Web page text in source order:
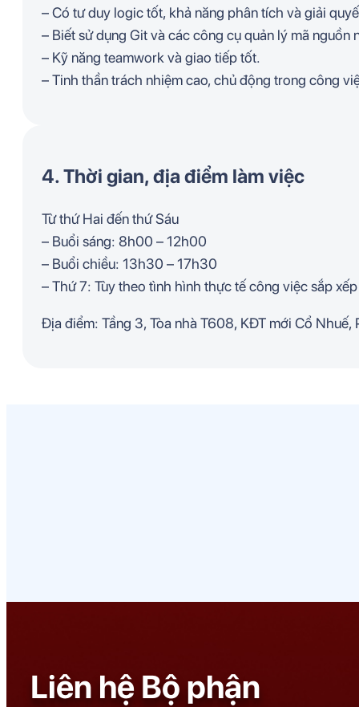
– Có tư duy logic tốt, khả năng phân tích và giải
– Biết sử dụng Git và các công cụ quản lý mã nguồn
– Kỹ năng teamwork và giao tiếp tốt.
– Tinh thần trách nhiệm cao, chủ động trong công
4. Thời gian, địa điểm làm việc
Từ thứ Hai đến thứ Sáu
– Buổi sáng: 8h00 – 12h00
– Buổi chiều: 13h30 – 17h30
– Thứ 7: Tùy theo tình hình thực tế công việc sắp
Địa điểm: Tầng 3, Tòa nhà T608, KĐT mới Cổ
Liên hệ Bộ phận